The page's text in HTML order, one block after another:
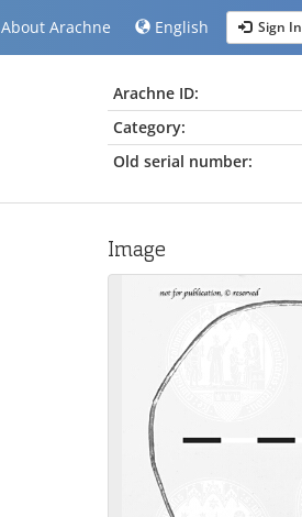
About Arachne English Sign In
Arachne ID:
Category:
Old serial number:
Image